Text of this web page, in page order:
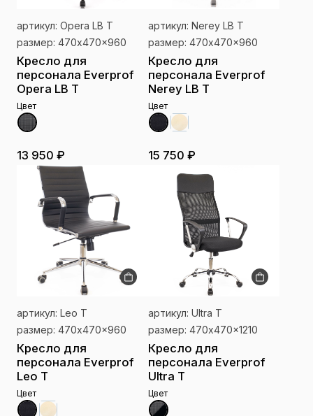
артикул: Opera LB T
размер: 470x470x960
Кресло для
персонала Everprof
Opera LB T
Цвет
13 950 ₽
артикул: Nerey LB T
размер: 470x470x960
Кресло для
персонала Everprof
Nerey LB T
Цвет
15 750 ₽
артикул: Leo T
размер: 470x470x960
Кресло для
персонала Everprof
Leo T
Цвет
артикул: Ultra T
размер: 470x470x1210
Кресло для
персонала Everprof
Ultra T
Цвет